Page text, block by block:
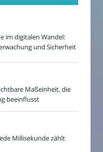
im digitalen Wandel:
und Sicherheit
Maßeinheit, die
beeinflusst
Millisekunde zählt